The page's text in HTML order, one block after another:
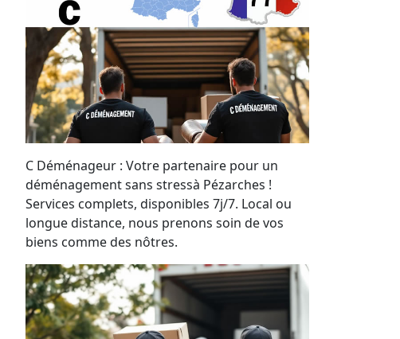
C Déménageur : Votre partenaire pour un
déménagement sans stressà Pézarches !
Services complets, disponibles 7j/7. Local ou
longue distance, nous prenons soin de vos
biens comme des nôtres.